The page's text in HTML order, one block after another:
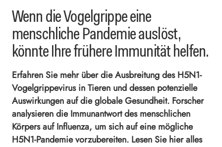
Wenn die Vogelgrippe eine
menschliche Pandemie auslöst,
könnte Ihre frühere Immunität helfen.
Erfahren Sie mehr über die Ausbreitung des H5N1-
Vogelgrippevirus in Tieren und dessen potenzielle
Auswirkungen auf die globale Gesundheit. Forscher
analysieren die Immunantwort des menschlichen
Körpers auf Influenza, um sich auf eine mögliche
H5N1-Pandemie vorzubereiten. Lesen Sie hier alles